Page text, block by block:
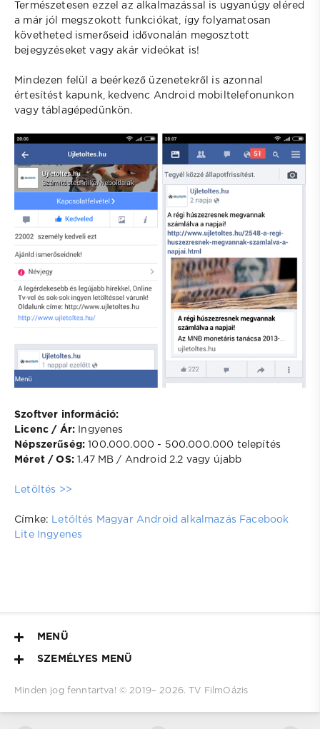
Természetesen ezzel az alkalmazással is ugyanúgy eléred
a már jól megszokott funkciókat, így folyamatosan
követheted ismerőseid idővonalán megosztott
bejegyzéseket vagy akár videókat is!
Mindezen felül a beérkező üzenetekről is azonnal
értesítést kapunk, kedvenc Android mobiltelefonunkon
vagy táblagépedünkön.
Szoftver információ:
Licenc / Ár: Ingyenes
Népszerűség: 100.000.000 - 500.000.000 telepítés
Méret / OS:1.47 MB / Android 2.2 vagy újabb
Letöltés >>
Címke: Letöltés Magyar Android alkalmazás Facebook
Lite
Ingyenes
MENÜ
SZEMÉLYES MENÜ
Minden jog fenntartva! © 2019– 2026. TV FilmOázis